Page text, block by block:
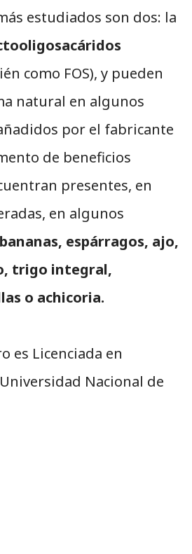
estudiados son dos: la
como FOS), y pueden
natural en algunos
por el fabricante
de beneficios
presentes, en
en algunos
bananas, espárragos, ajo,
trigo integral,
o achicoria.
es Licenciada en
Nacional de